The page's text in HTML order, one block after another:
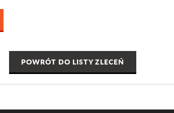
POWRÓT DO LISTY ZLECEŃ